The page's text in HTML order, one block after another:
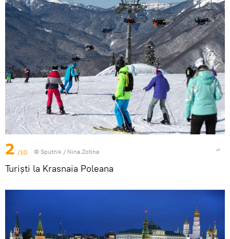
2 /10 © Sputnik / Nina Zotina
Turiști la Krasnaia Poleana